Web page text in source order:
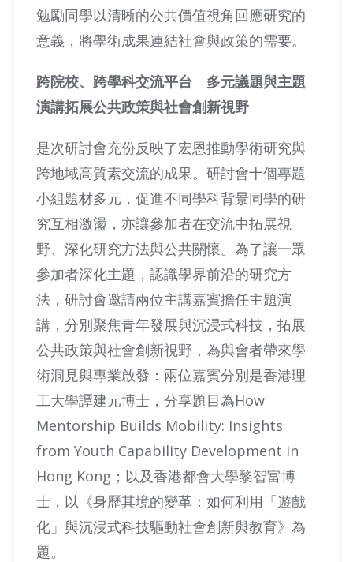
勉勵同學以清晰的公共價值視角回應研究的
意義，將學術成果連結社會與政策的需要。
跨院校、跨學科交流平台 多元議題與主題
演講拓展公共政策與社會創新視野
是次研討會充份反映了宏恩推動學術研究與
跨地域高質素交流的成果。研討會十個專題
小組題材多元，促進不同學科背景同學的研
究互相激盪，亦讓參加者在交流中拓展視
野、深化研究方法與公共關懷。為了讓一眾
參加者深化主題，認識學界前沿的研究方
法，研討會邀請兩位主講嘉賓擔任主題演
講，分別聚焦青年發展與沉浸式科技，拓展
公共政策與社會創新視野，為與會者帶來學
術洞見與專業啟發：兩位嘉賓分別是香港理
工大學譚建元博士，分享題目為How
Mentorship Builds Mobility: Insights
from Youth Capability Development in
Hong Kong；以及香港都會大學黎智富博
士，以《身歷其境的變革：如何利用「遊戲
化」與沉浸式科技驅動社會創新與教育》為
題。